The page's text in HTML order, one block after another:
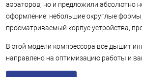
аэраторов, но и предложили абсолютно
оформление: небольшие округлые
просматриваемый корпус устройства,
В этой модели компрессора все дышит
направлено на оптимизацию работы и